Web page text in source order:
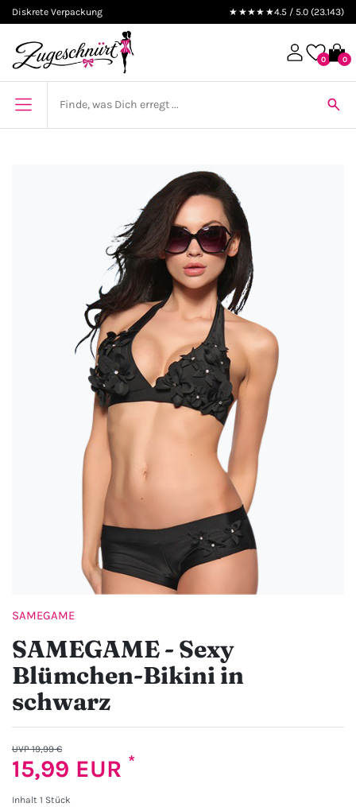
Diskrete Verpackung ★★★★★4.5 / 5.0 (23.143)
0 0
SAMEGAME
SAMEGAME - Sexy
Blümchen-Bikini in
schwarz
UVP 19,99 €
15,99 EUR *
Inhalt 1 Stück